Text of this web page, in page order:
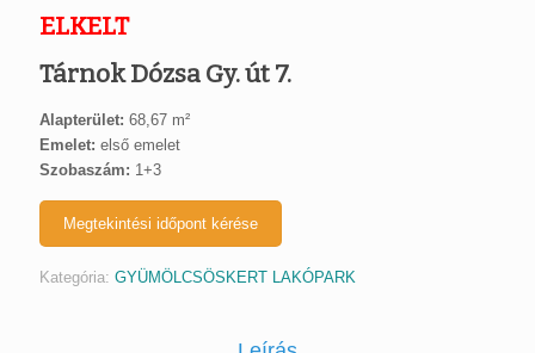
ELKELT
Tárnok Dózsa Gy. út 7.
Alapterület: 68,67 m²
Emelet: első emelet
Szobaszám: 1+3
Megtekintési időpont kérése
Kategória: GYÜMÖLCSÖSKERT LAKÓPARK